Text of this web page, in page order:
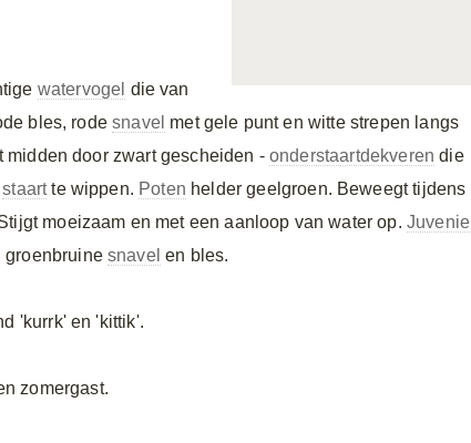
watervogel die van
bles, rodesnavel met gele punt en witte strepen langs
midden door zwart gescheiden -onderstaartdekveren die
staartte wippen. Poten helder geelgroen. Beweegt tijdens
moeizaam en met een aanloop van water op. Juveniel
groenbruine snavel en bles.
'kurrk' en 'kittik'.
zomergast.